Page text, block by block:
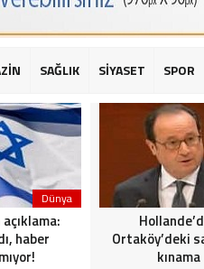
Paşa Camii’nde silahlı
saldırısına ilişkin açıklama
SAĞLIK SİYASET SPOR
Dünya
haber
Ortaköy’deki
kınama